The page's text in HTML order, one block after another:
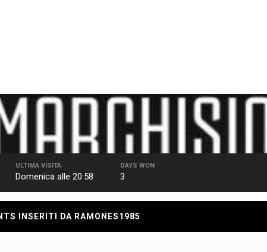
ULTIMA VISITA
Domenica alle 20:58
DAYS WON
3
INSERITI DA RAMONES1985